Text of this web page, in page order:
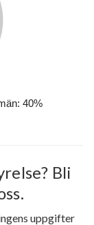
40%
Bli
uppgifter